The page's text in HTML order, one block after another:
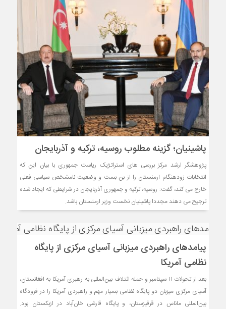
پاشینیان؛ گزینه مطلوب روسیه، ترکیه و آذربایجان
پژوهشگر ارشد مرکز بررسی های استراتژیک ریاست جمهوری با بیان این که
انتخابات زودهنگام ارمنستان را از بن بست و وضعیت نامشخص سیاسی فعلی
خارج می کند، گفت: روسیه، ترکیه و جمهوری آذربایجان در شرایطی که ایجاد شده
ترجیح می دهند مجددا پاشینیان نخست وزیر ارمنستان باشد.
پیامدهای راهبردی میزبانی آسیای مرکزی از پایگاه
نظامی آمریکا
بعد از تحولات ۱۱ سپتامبر و حمله ائتلاف بین‌المللی به رهبری آمریکا به افغانستان،
آسیای مرکزی میزبان دو پایگاه نظامی بسیار مهم و راهبردی آمریکا را در فرودگاه
بین‌المللی ماناس در قرقیزستان، و پایگاه قارشی خان‌آباد در ازبکستان بود.